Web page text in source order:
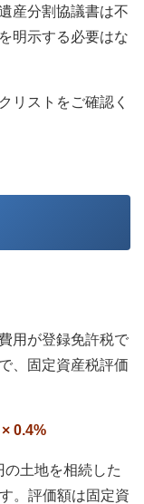
産分割協議書は不
明示する必要はな
リストをご確認く
用が登録免許税で
、固定資産税評価
0.4%
土地を相続した
。評価額は固定資